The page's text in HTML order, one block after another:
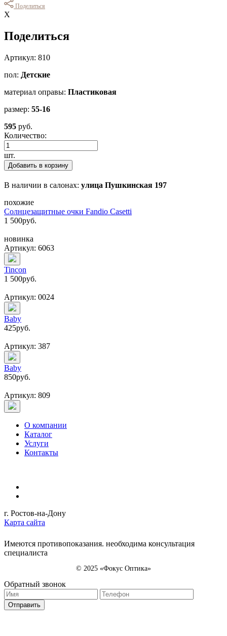
Поделиться
Х
Поделиться
Артикул: 810
пол: Детские
материал оправы: Пластиковая
размер: 55-16
595 руб.
Количество:
шт.
Добавить в корзину
В наличии в салонах: улица Пушкинская 197
похожие
Солнцезащитные очки Fandio Casetti
1 500руб.
новинка
Артикул: 6063
Tincon
1 500руб.
Артикул: 0024
Baby
425руб.
Артикул: 387
Baby
850руб.
Артикул: 809
О компании
Каталог
Услуги
Контакты
г. Ростов-на-Дону
Карта сайта
Имеются противопоказания. необходима консультация
специалиста
© 2025 «Фокус Оптика»
Обратный звонок
Отправить